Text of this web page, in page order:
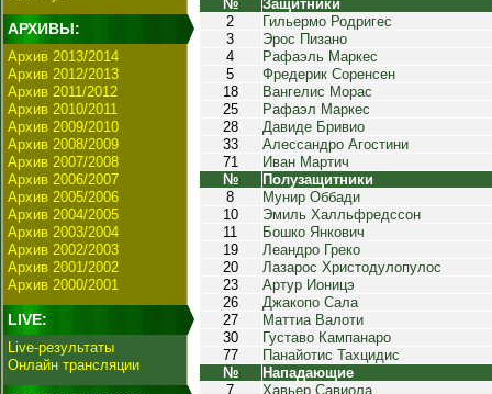
АРХИВЫ:
Архив 2013/2014
Архив 2012/2013
Архив 2011/2012
Архив 2010/2011
Архив 2009/2010
Архив 2008/2009
Архив 2007/2008
Архив 2006/2007
Архив 2005/2006
Архив 2004/2005
Архив 2003/2004
Архив 2002/2003
Архив 2001/2002
Архив 2000/2001
LIVE:
Live-результаты
Онлайн трансляции
№
Защитники
2
Гильермо Родригес
3
Эрос Пизано
4
Рафаэль Маркес
5
Фредерик Соренсен
18
Вангелис Морас
25
Рафаэл Маркес
28
Давиде Бривио
33
Алессандро Агостини
71
Иван Мартич
№
Полузащитники
8
Мунир Оббади
10
Эмиль Халльфредссон
11
Бошко Янкович
19
Леандро Греко
20
Лазарос Христодулопулос
23
Артур Ионицэ
26
Джакопо Сала
27
Маттиа Валоти
30
Густаво Кампанаро
77
Панайотис Тахцидис
№
Нападающие
7
Хавьер Савиола